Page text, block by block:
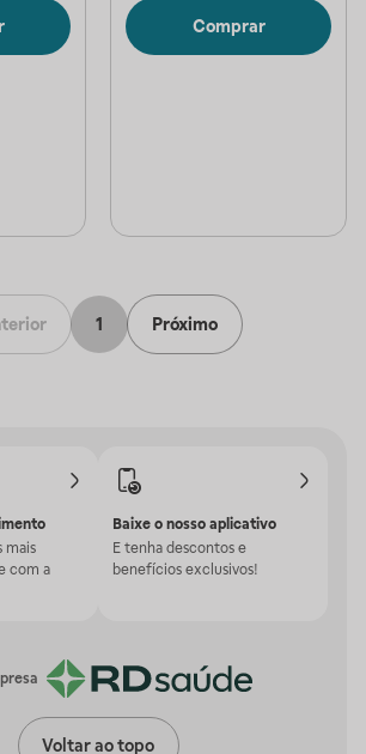
Comprar
1 Próximo
mais
com a
Baixe o nosso aplicativo
E tenha descontos e
benefícios exclusivos!
Voltar ao topo